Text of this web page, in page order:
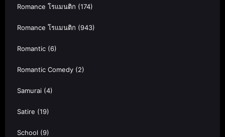
Romance โรแมนติก (174)
Romance โรแมนติก (943)
Romantic (6)
Romantic Comedy (2)
Samurai (4)
Satire (19)
School (9)